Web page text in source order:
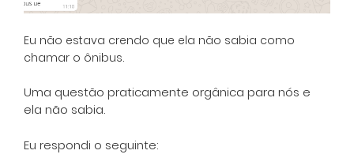
Eu não estava crendo que ela não sabia como
chamar o ônibus.
Uma questão praticamente orgânica para nós e
ela não sabia.
Eu respondi o seguinte: